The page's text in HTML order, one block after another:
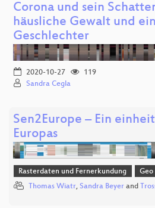
Corona und sein
häusliche Gewalt und
Geschlechter
2020-10-27
119
Sandra Cegla
Sen2Europe – Ein
Europas
Rasterdaten und Fernerkundung Geo
Thomas Wiatr, Sandra Beyer and